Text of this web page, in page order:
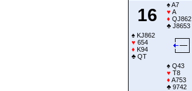
16
♠A7
♥ A
♦ QJ862
♣J8653
♠KJ862
♥ 654
♦ K94
♣QT
♠Q43
♥ T8
♦ A753
♣9742